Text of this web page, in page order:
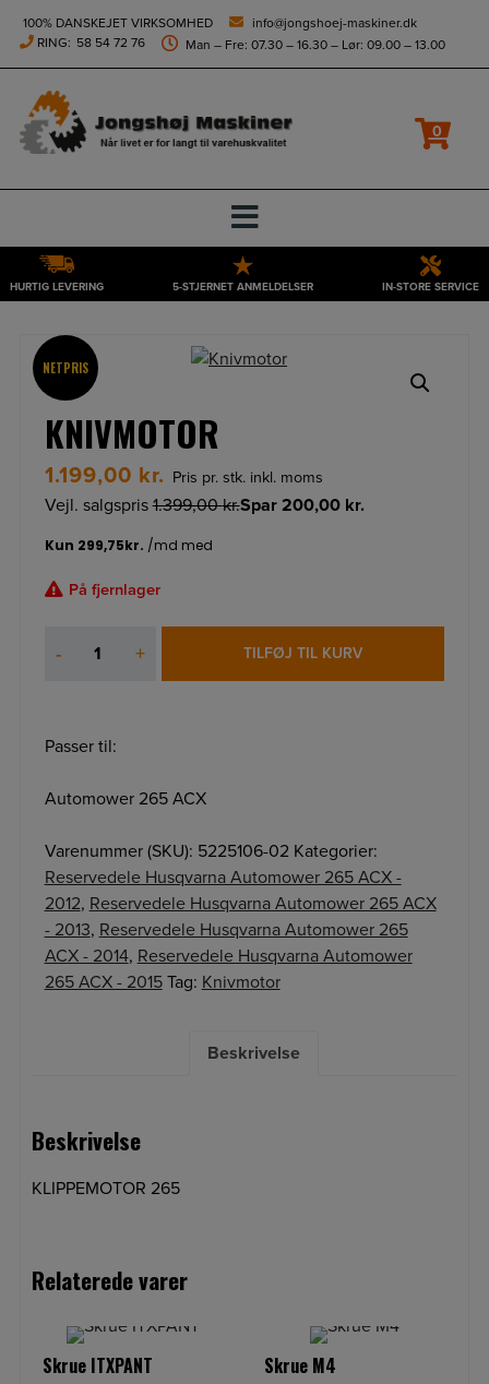
height="0" width="0" style="display:none;visibility:hidden">
Hop
indholdet
100% DANSKEJET VIRKSOMHED
info@jongshoej-maskiner.dk
RING: 58 54 72 76 Man – Fre: 07.30 – 16.30 – Lør: 09.00 – 13.00
0
HURTIG LEVERING 5-STJERNET ANMELDELSER IN-STORE SERVICE
NETPRIS
KNIVMOTOR
1.199,00 kr. Pris pr. stk. inkl. moms
Vejl. salgspris1.399,00kr.Spar 200,00 kr.
På fjernlager
-
antal
+ TILFØJ TIL KURV
Passer til:
Automower 265 ACX
Varenummer (SKU): 5225106-02 Kategorier:
Reservedele Husqvarna Automower 265 ACX -
2012, Reservedele Husqvarna Automower 265 ACX
- 2013, Reservedele Husqvarna Automower 265
ACX - 2014, Reservedele Husqvarna Automower
265 ACX - 2015 Tag: Knivmotor
Beskrivelse
Beskrivelse
KLIPPEMOTOR 265
Relaterede varer
Skrue ITXPANT Skrue M4